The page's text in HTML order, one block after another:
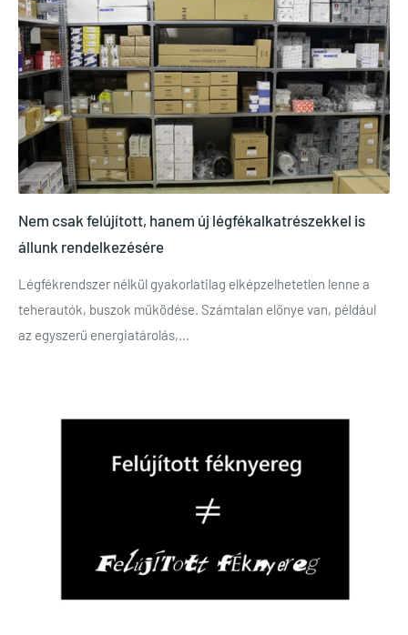
Nem csak felújított, hanem új légfékalkatrészekkel is
állunk rendelkezésére
Légfékrendszer nélkül gyakorlatilag elképzelhetetlen lenne a
teherautók, buszok működése. Számtalan előnye van, például
az egyszerű energiatárolás,...